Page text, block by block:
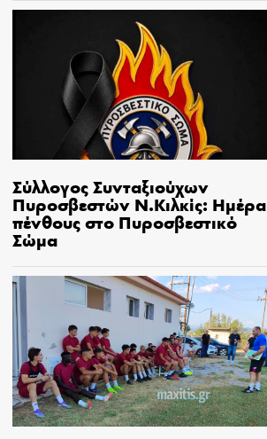
Σύλλογος Συνταξιούχων
Πυροσβεστών Ν.Κιλκίς: Ημέρα
πένθους στο Πυροσβεστικό
Σώμα